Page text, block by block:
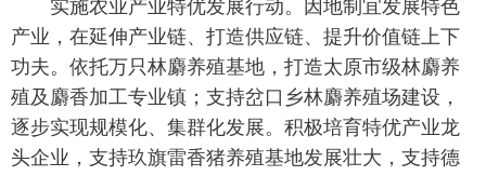
实施农业产业特优发展行动。因地制宜发展特色
产业，在延伸产业链、打造供应链、提升价值链上下
功夫。依托万只林麝养殖基地，打造太原市级林麝养
殖及麝香加工专业镇；支持岔口乡林麝养殖场建设，
逐步实现规模化、集群化发展。积极培育特优产业龙
头企业，支持玖旗雷香猪养殖基地发展壮大，支持德